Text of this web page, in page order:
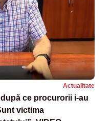
Actualitate
ce procurorii i-au
victima